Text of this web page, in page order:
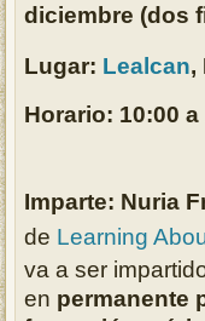
diciembre (dos
Lugar: Lealcan,
Horario: 10:00 a
Imparte: Nuria
de Learning
va a ser
en permanente